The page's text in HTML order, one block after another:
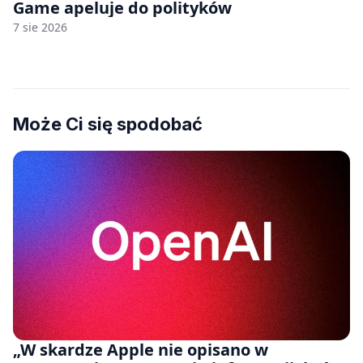
Game apeluje do polityków
7 sie 2026
Może Ci się spodobać
„W skardze Apple nie opisano w